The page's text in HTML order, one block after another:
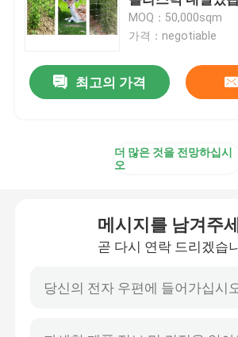
산업 플라스틱 그물세공
사슴 담 그물세공
환경 & 부식 통제
MOQ：50,000sqm
가격：negotiable
최고의 가격
더 많은 것을 전망하십시
오
메시지를 남겨주
곧 다시 연락 드리겠습